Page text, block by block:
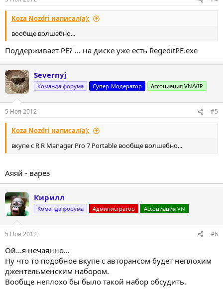
Koza Nozdri написал(а):
вообще волшебно...
Поддерживает PE? ... на диске уже есть RegeditPE.exe
Severnyj
Команда форума Супер-Модератор Ассоциация VN/VIP
5 Ноя 2012 #5
Koza Nozdri написал(а):
вкупе с R R Manager Pro 7 Portable вообще волшебно...
Аяяй - варез
Кирилл
Команда форума Администратор Ассоциация VN
5 Ноя 2012 #6
Ой...я нечаянно...
Ну что то подобное вкупе с авторансом будет неплохим
джентельменским набором.
Вообще неплохо бы было такой набор обсудить.